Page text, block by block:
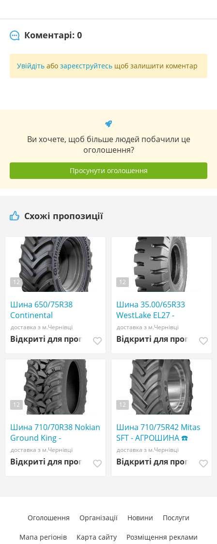
Коментарі: 0
Увійдіть або зареєструйтесь щоб залишити коментар
Ви хочете, щоб більше людей побачили це
оголошення?
Просунути оголошення
Схожі пропозиції
12
Шина 650/75R38
Continental
TractorMaster -
АГРОШИНА ☎️
0507773380
доставка з м.Чернівці
Відкриті для пропозицій
12
Шина 35.00/65R33
WestLake EL27 -
АГРОШИНА ☎️
0507773380 big tires
доставка з м.Чернівці
Відкриті для
12
Шина 710/70R38 Nokian
Ground King -
АГРОШИНА ☎️
0507773380
доставка з м.Чернівці
Відкриті для пропозицій
12
Шина 710/75R42 Mitas
SFT - АГРОШИНА ☎️
0507773380
доставка з м.Чернівці
Відкриті для
Оголошення Організації Новини Послуги
Мапа регіонів Карта сайту Розміщення реклами